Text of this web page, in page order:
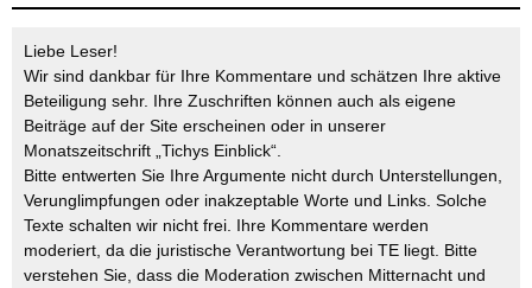
Liebe Leser!
Wir sind dankbar für Ihre Kommentare und schätzen Ihre aktive
Beteiligung sehr. Ihre Zuschriften können auch als eigene
Beiträge auf der Site erscheinen oder in unserer
Monatszeitschrift „Tichys Einblick“.
Bitte entwerten Sie Ihre Argumente nicht durch Unterstellungen,
Verunglimpfungen oder inakzeptable Worte und Links. Solche
Texte schalten wir nicht frei. Ihre Kommentare werden
moderiert, da die juristische Verantwortung bei TE liegt. Bitte
verstehen Sie, dass die Moderation zwischen Mitternacht und